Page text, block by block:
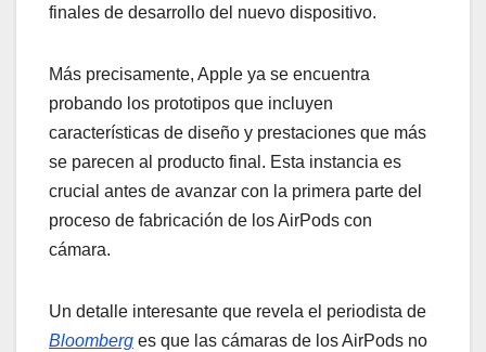
finales de desarrollo del nuevo dispositivo.
Más precisamente, Apple ya se encuentra
probando los prototipos que incluyen
características de diseño y prestaciones que más
se parecen al producto final. Esta instancia es
crucial antes de avanzar con la primera parte del
proceso de fabricación de los AirPods con
cámara.
Un detalle interesante que revela el periodista de
Bloomberg es que las cámaras de los AirPods no